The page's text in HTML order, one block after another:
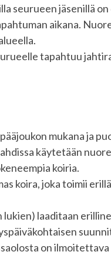
seurueen jäsenillä
aikana.
tapahtuu
mukana ja
käytetään
koiria.
koira, joka toimii
laaditaan
on ilmoitettava